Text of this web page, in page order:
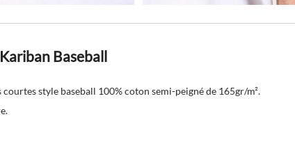
Baseball
style baseball 100% coton semi-peigné de 165gr/m².